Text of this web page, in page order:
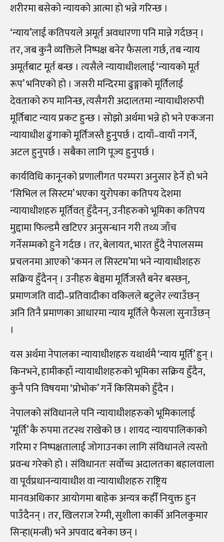
शरीरमा बसेको न्यायको आत्मा हो भन्ने गरिन्छ ।
‘न्याय’लाई कतिपयले अमूर्त अवधारणा पनि मान्ने गर्दछन् ।
तर, जब कुनै व्यक्तिले निष्पक्ष बनेर फैसला गर्छ, तब न्याय
अमूर्तबाट मूर्त बन्छ । त्यसैले न्यायाधीशलाई ‘न्यायको मूर्त
रूप’ भनिएको हो । जसरी मन्दिरमा ढुङ्गाको मूर्तिलाई
देवताको रुप मानिन्छ, त्यसैगरी अदालतमा न्यायाधीशरुपी
मूर्तिबाट न्याय प्रकट हुन्छ । सोझो अर्थमा भन्ने हो भने एकजना
न्यायाधीश ढुंगाको मूर्तिजस्तै हुनुपर्छ । दायाँ–वायाँ नगर्ने,
अटल हुनुपर्छ । सबैका लागि पूज्य हुनुपर्छ ।
कार्यविधि कानूनको प्रणालीगत परम्परा अनुसार हेर्ने हो भने
‘सिभिल ल सिस्टम’ भएका युरोपका कतिपय देशमा
न्यायाधीशहरु मूर्तिवत् हुँदैनन्, उनीहरुको भूमिका कतिपय
मुद्दामा फिल्डमै खटिएर अनुसन्धान गरी तथ्य जाँच
गर्नेसम्मको हुने गर्दछ । तर, बेलायत, भारत हुँदै नेपालसम्म
प्रचलनमा आएको ‘कमन ल सिस्टम’मा भने न्यायाधीशहरु
सक्रिय हुँदैनन् । उनीहरु बेञ्चमा मूर्तिजस्तै बनेर बस्छन्,
प्रमाणजति वादी–प्रतिवादीका वकिलले बटुलेर ल्याउँछन्
अनि तिनै प्रमाणका आधारमा न्याय मूर्तिले फैसला सुनाउँछन्
।
यस अर्थमा नेपालका न्यायाधीशहरु यथार्थमै ‘न्याय मूर्ति’ हुन् ।
किनभने, हामीकहाँ न्यायाधीशहरुको भूमिका सक्रिय हुँदैन,
कुनै पनि विषयमा ‘प्रोभोक’ गर्ने किसिमको हुँदैन ।
नेपालको संविधानले पनि न्यायाधीशहरुको भूमिकालाई
‘मूर्ति’ कै रुपमा तटस्थ राखेको छ । शायद न्यायपालिकाको
गरिमा र निष्पक्षतालाई जोगाउनका लागि संविधानले त्यस्तो
प्रवन्ध गरेको हो । संविधानतः सर्वोच्च अदालतका बहालवाला
वा पूर्वप्रधानन्यायाधीश वा न्यायाधीशहरु राष्ट्रिय
मानवअधिकार आयोगमा बाहेक अन्यत्र कहीँ नियुक्त हुन
पाउँदैनन् । तर, खिलराज रेग्मी, सुशीला कार्की अनिलकुमार
सिन्हा(मन्त्री) भने अपवाद बनेका छन् ।